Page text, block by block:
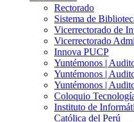
Rectorado
Sistema de
Vicerrectorado de
Vicerrectorado
Innova PUCP
Yuntémonos |
Yuntémonos |
Yuntémonos |
Coloquio
Instituto de
Católica del Perú